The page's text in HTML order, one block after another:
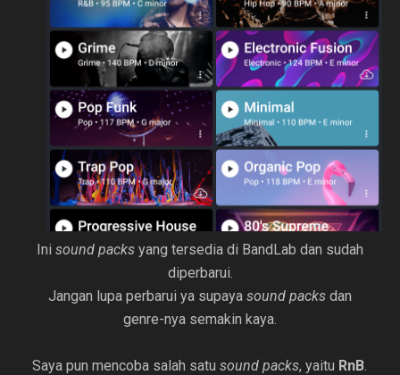
Ini sound packs yang tersedia di BandLab dan sudah
diperbarui.
Jangan lupa perbarui ya supaya sound packs dan
genre-nya semakin kaya.
Saya pun mencoba salah satu sound packs, yaitu RnB.